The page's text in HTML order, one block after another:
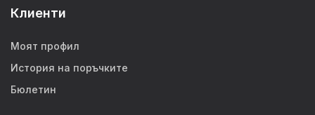
Клиенти
Моят профил
История на поръчките
Бюлетин